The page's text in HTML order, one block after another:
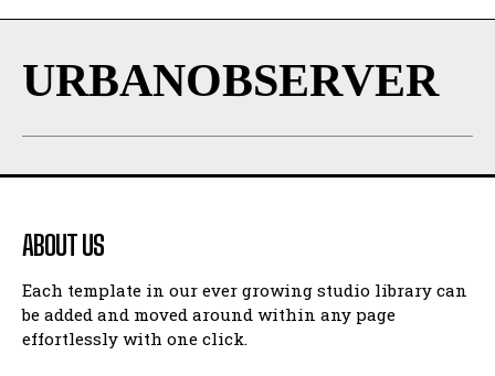
URBANOBSERVER
ABOUT US
Each template in our ever growing studio library can
be added and moved around within any page
effortlessly with one click.